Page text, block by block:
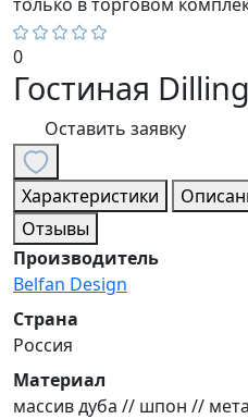
0
Гостиная
Оставить заявку
Характеристики
Отзывы
Производитель
Belfan Design
Страна
Россия
Материал
массив дуба // шпон //